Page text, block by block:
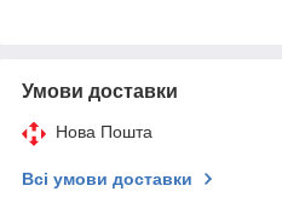
Умови доставки
Нова Пошта
Всі умови доставки